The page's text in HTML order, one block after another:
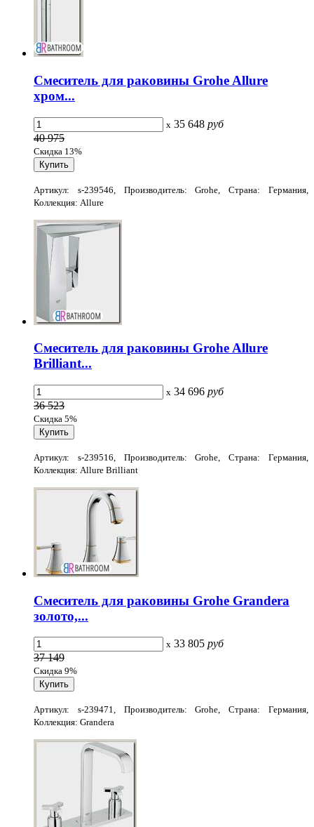
Смеситель для раковины Grohe Allure
хром...
x 35 648 руб
40 975
Скидка 13%
Артикул: s-239546, Производитель: Grohe, Страна: Германия,
Коллекция: Allure
Смеситель для раковины Grohe Allure
Brilliant...
x 34 696 руб
36 523
Скидка 5%
Артикул: s-239516, Производитель: Grohe, Страна: Германия,
Коллекция: Allure Brilliant
Смеситель для раковины Grohe Grandera
золото,...
x 33 805 руб
37 149
Скидка 9%
Артикул: s-239471, Производитель: Grohe, Страна: Германия,
Коллекция: Grandera